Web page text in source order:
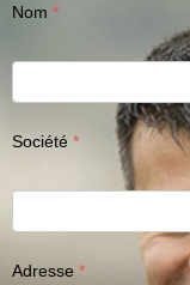
Nom
Société
Adresse